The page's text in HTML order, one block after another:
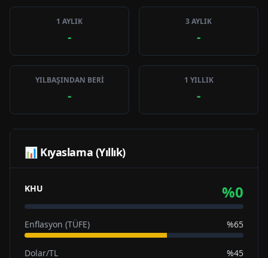
1 AYLIK
-
3 AYLIK
-
YILBAŞINDAN BERİ
-
1 YILLIK
-
📊 Kıyaslama (Yıllık)
KHU %0
Enflasyon (TÜFE) %65
Dolar/TL %45